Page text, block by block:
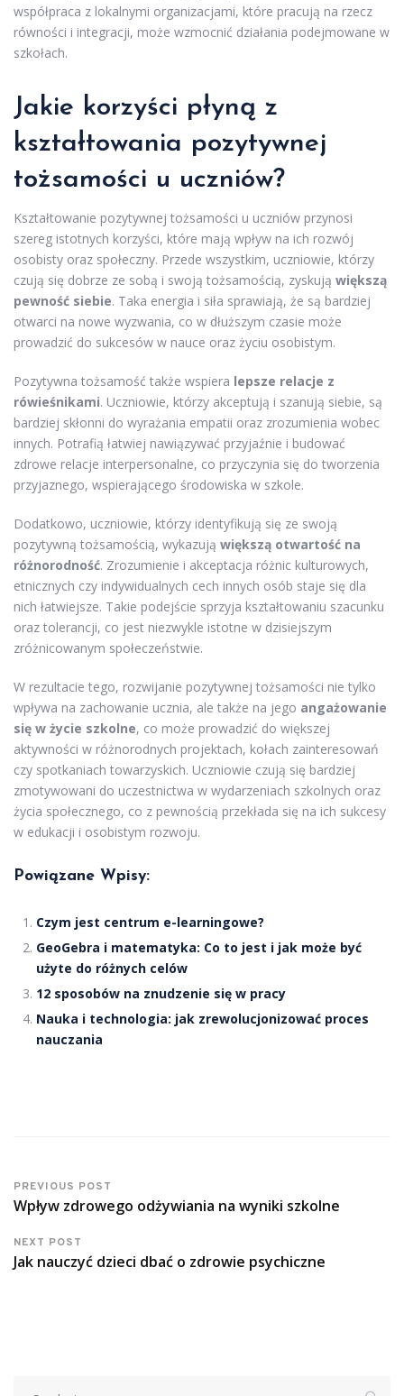
współpraca z lokalnymi organizacjami, które pracują na rzecz
równości i integracji, może wzmocnić działania podejmowane w
szkołach.
Jakie korzyści płyną z
kształtowania pozytywnej
tożsamości u uczniów?
Kształtowanie pozytywnej tożsamości u uczniów przynosi
szereg istotnych korzyści, które mają wpływ na ich rozwój
osobisty oraz społeczny. Przede wszystkim, uczniowie, którzy
czują się dobrze ze sobą i swoją tożsamością, zyskują większą
pewność siebie. Taka energia i siła sprawiają, że są bardziej
otwarci na nowe wyzwania, co w dłuższym czasie może
prowadzić do sukcesów w nauce oraz życiu osobistym.
Pozytywna tożsamość także wspiera lepsze relacje z
rówieśnikami. Uczniowie, którzy akceptują i szanują siebie, są
bardziej skłonni do wyrażania empatii oraz zrozumienia wobec
innych. Potrafią łatwiej nawiązywać przyjaźnie i budować
zdrowe relacje interpersonalne, co przyczynia się do tworzenia
przyjaznego, wspierającego środowiska w szkole.
Dodatkowo, uczniowie, którzy identyfikują się ze swoją
pozytywną tożsamością, wykazują większą otwartość na
różnorodność. Zrozumienie i akceptacja różnic kulturowych,
etnicznych czy indywidualnych cech innych osób staje się dla
nich łatwiejsze. Takie podejście sprzyja kształtowaniu szacunku
oraz tolerancji, co jest niezwykle istotne w dzisiejszym
zróżnicowanym społeczeństwie.
W rezultacie tego, rozwijanie pozytywnej tożsamości nie tylko
wpływa na zachowanie ucznia, ale także na jego angażowanie
się w życie szkolne, co może prowadzić do większej
aktywności w różnorodnych projektach, kołach zainteresowań
czy spotkaniach towarzyskich. Uczniowie czują się bardziej
zmotywowani do uczestnictwa w wydarzeniach szkolnych oraz
życia społecznego, co z pewnością przekłada się na ich sukcesy
w edukacji i osobistym rozwoju.
Powiązane Wpisy:
Czym jest centrum e-learningowe?
GeoGebra i matematyka: Co to jest i jak może być
użyte do różnych celów
12 sposobów na znudzenie się w pracy
Nauka i technologia: jak zrewolucjonizować proces
nauczania
PREVIOUS POST
Wpływ zdrowego odżywiania na wyniki szkolne
NEXT POST
Jak nauczyć dzieci dbać o zdrowie psychiczne